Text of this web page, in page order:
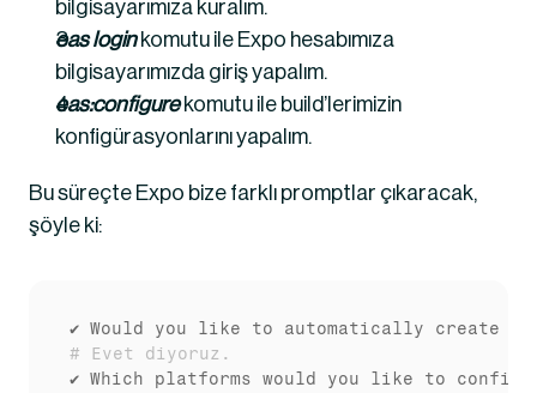
bilgisayarımıza kuralım.
eas login komutu ile Expo hesabımıza
bilgisayarımızda giriş yapalım.
eas:configure komutu ile build’lerimizin
konfigürasyonlarını yapalım.
Bu süreçte Expo bize farklı promptlar çıkaracak,
şöyle ki:
✔ Would you like to automatically create
# Evet diyoruz.
✔ Which platforms would you like to